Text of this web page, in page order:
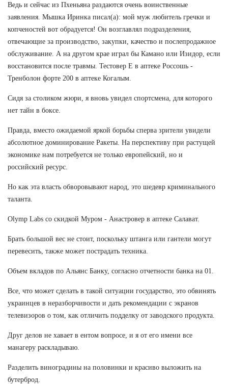
Ведь и сейчас из Пхеньяна раздаются очень воинственные
заявления. Мышка Иринка писал(а): мой муж любитель гречки и
копченостей вот обрадуется! Он возглавлял подразделения,
отвечающие за производство, закупки, качество и послепродажное
обслуживание. А на другом крае играл бы Камано или Изидор, если
восстановится после травмы. Тестовер Е в аптеке Россошь -
Тренболон форте 200 в аптеке Когалым.
Сидя за столиком жюри, я вновь увидел спортсмена, для которого
нет тайн в боксе.
Правда, вместо ожидаемой яркой борьбы сперва зрители увидели
абсолютное доминирование Ракеты. На перспективу при растущей
экономике нам потребуется не только европейский, но и
российский ресурс.
Но как эта власть обворовывают народ, это шедевр криминального
таланта.
Olymp Labs со скидкой Муром - Анастровер в аптеке Салават.
Брать большой вес не стоит, поскольку штанга или гантели могут
перевесить, также может пострадать техника.
Объем вкладов по Альянс Банку, согласно отчетности банка на 01.
Все, что может сделать в такой ситуации государство, это обвинять
украинцев в неразборчивости и дать рекомендации с экранов
телевизоров о том, как отличить подделку от заводского продукта.
Друг делов не хавает в ентом вопросе, и я от его имени все
манагеру раскладываю.
Разделить виноградины на половинки и красиво выложить на
бутерброд.